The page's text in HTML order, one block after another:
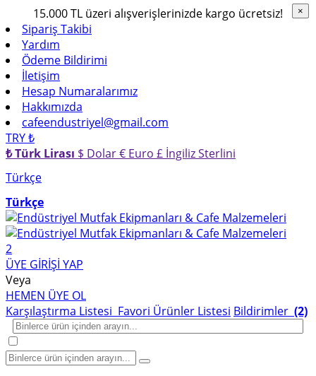
15.000 TL üzeri alışverişlerinizde kargo ücretsiz!
Sipariş Takibi
Yardım
Ödeme Bildirimi
İletişim
Hesap Numaralarımız
Hakkımızda
cafeendustriyel@gmail.com
TRY ₺
₺ Türk Lirası $ Dolar€ Euro £ İngiliz Sterlini
Türkçe
Türkçe
2
ÜYE GİRİŞİ YAP
Veya
HEMEN ÜYE OL
Karşılaştırma Listesi Favori Ürünler Listesi Bildirimler (2)
×
×